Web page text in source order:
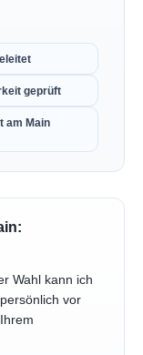
geprüft
am Main
Wahl kann ich
vor